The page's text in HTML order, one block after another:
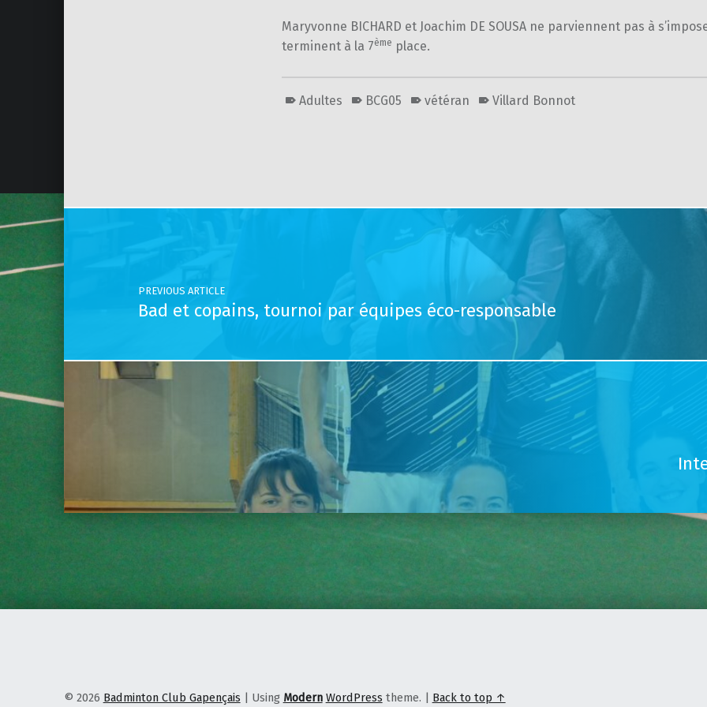
Maryvonne BICHARD et Joachim DE SOUSA ne parviennent pas à
terminent à la 7ème place.
Adultes BCG05 vétéran Villard Bonnot
Post navigation
PREVIOUS ARTICLE
Bad et copains, tournoi par équipes éco-responsable
© 2026 Badminton Club Gapençais | Using Modern WordPress theme. | Back to top ↑